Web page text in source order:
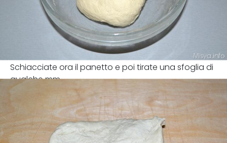
Schiacciate ora il panetto e poi tirate una sfoglia di
qualche mm.